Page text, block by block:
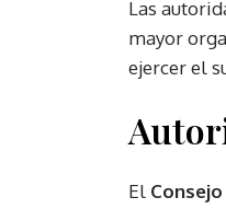
Las
mayor
ejercer el
El